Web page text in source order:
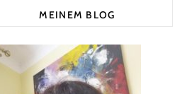
MEINEM BLOG